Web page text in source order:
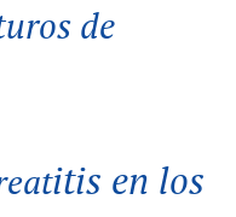
de
itis en los